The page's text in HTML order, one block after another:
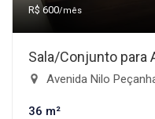
R$ 600/mês
Sala/Conjunto para
Avenida Nilo
36 m²